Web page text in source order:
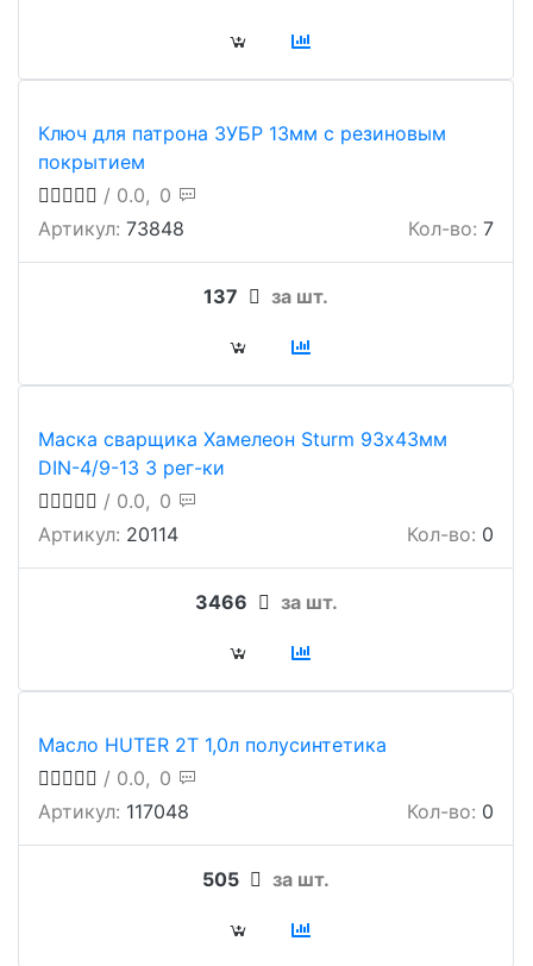
Ключ для патрона ЗУБР 13мм с резиновым
покрытием
/ 0.0, 0
Артикул: 73848 Кол-во: 7
137 за шт.
Маска сварщика Хамелеон Sturm 93х43мм
DIN-4/9-13 3 рег-ки
/ 0.0, 0
Артикул: 20114 Кол-во: 0
3466 за шт.
Масло HUTER 2Т 1,0л полусинтетика
/ 0.0, 0
Артикул: 117048 Кол-во: 0
505 за шт.